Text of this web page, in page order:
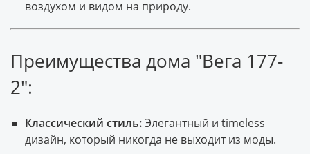
воздухом и видом на природу.
Преимущества дома "Вега 177-
2":
Классический стиль:Элегантный и timeless
дизайн, который никогда не выходит из моды.